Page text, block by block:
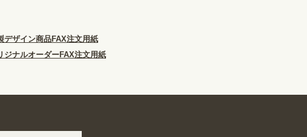
デザイン商品FAX注文用紙
ジナルオーダーFAX注文用紙